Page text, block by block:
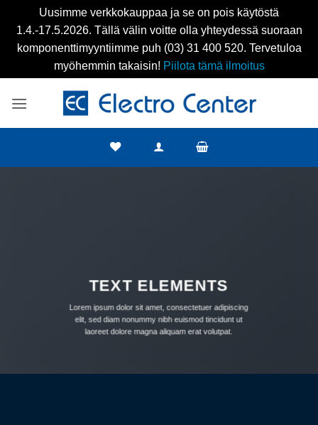
Uusimme verkkokauppaa ja se on pois käytöstä
1.4.-17.5.2026. Tällä välin voitte olla yhteydessä suoraan
komponenttimyyntiimme puh (03) 31 400 520. Tervetuloa
myöhemmin takaisin! Piilota tämä ilmoitus
TEXT ELEMENTS
Lorem ipsum dolor sit amet, consectetuer adipiscing
elit, sed diam nonummy nibh euismod tincidunt ut
laoreet dolore magna aliquam erat volutpat.